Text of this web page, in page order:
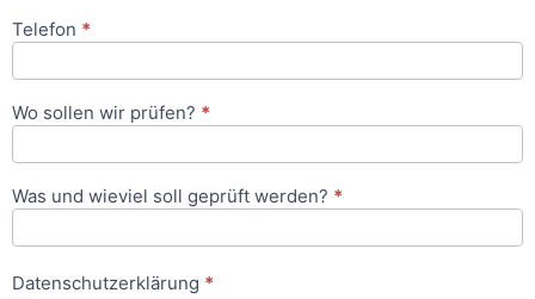
Telefon *
Wo sollen wir prüfen? *
Was und wieviel soll geprüft werden? *
Datenschutzerklärung *